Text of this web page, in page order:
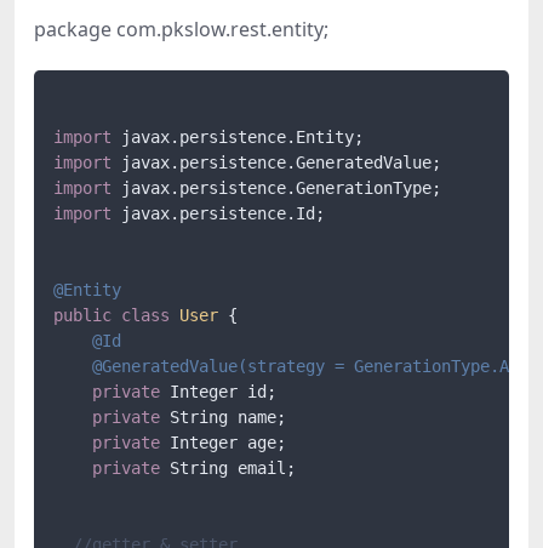
package com.pkslow.rest.entity;
import
import
import
import javax.persistence.Id;
@Entity
public class User {
@Id
@GeneratedValue(strategy =
private Integer id;
private String name;
private Integer age;
private String email;